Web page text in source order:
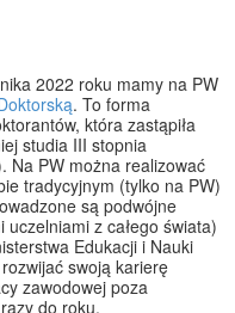
2022 roku mamy na PW
. To forma
która zastąpiła
studia III stopnia
Na PW można realizować
tradycyjnym (tylko na PW)
są podwójne
z całego świata)
Edukacji i Nauki
swoją karierę
zawodowej poza
do roku.